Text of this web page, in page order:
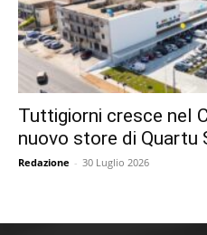
Tuttigiorni cresce nel
nuovo store di Quartu
Redazione - 30 Luglio 2026